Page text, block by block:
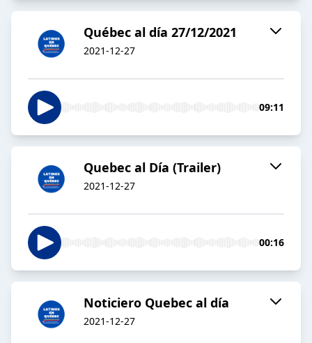
Québec al día 27/12/2021
2021-12-27
09:11
Quebec al Día (Trailer)
2021-12-27
00:16
Noticiero Quebec al día
2021-12-27